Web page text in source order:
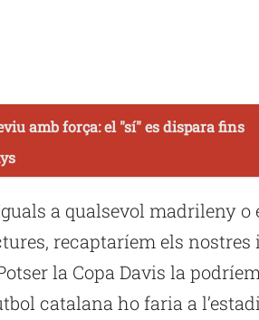
amb força: el "sí" es dispara fins
a qualsevol madrileny o
recaptaríem els nostres
la Copa Davis la
catalana ho faria a